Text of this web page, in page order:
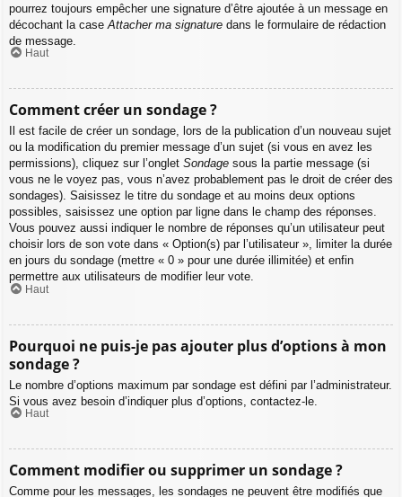
pourrez toujours empêcher une signature d’être ajoutée à un message en
décochant la case Attacher ma signature dans le formulaire de rédaction
de message.
Haut
Comment créer un sondage ?
Il est facile de créer un sondage, lors de la publication d’un nouveau sujet
ou la modification du premier message d’un sujet (si vous en avez les
permissions), cliquez sur l’onglet Sondage sous la partie message (si
vous ne le voyez pas, vous n’avez probablement pas le droit de créer des
sondages). Saisissez le titre du sondage et au moins deux options
possibles, saisissez une option par ligne dans le champ des réponses.
Vous pouvez aussi indiquer le nombre de réponses qu’un utilisateur peut
choisir lors de son vote dans « Option(s) par l’utilisateur », limiter la durée
en jours du sondage (mettre « 0 » pour une durée illimitée) et enfin
permettre aux utilisateurs de modifier leur vote.
Haut
Pourquoi ne puis-je pas ajouter plus d’options à mon
sondage ?
Le nombre d’options maximum par sondage est défini par l’administrateur.
Si vous avez besoin d’indiquer plus d’options, contactez-le.
Haut
Comment modifier ou supprimer un sondage ?
Comme pour les messages, les sondages ne peuvent être modifiés que